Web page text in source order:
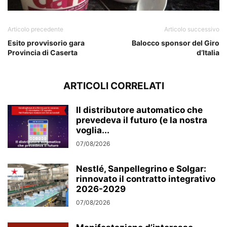
Articolo precedente
Esito provvisorio gara
Provincia di Caserta
Articolo successivo
Balocco sponsor del Giro
d’Italia
ARTICOLI CORRELATI
Il distributore automatico che
prevedeva il futuro (e la nostra
voglia...
07/08/2026
Nestlé, Sanpellegrino e Solgar:
rinnovato il contratto integrativo
2026-2029
07/08/2026